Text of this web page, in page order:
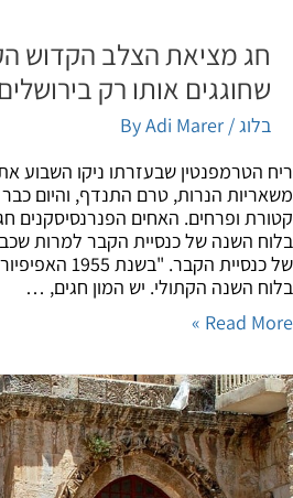
חג מציאת הצלב הקדוש
שחוגגים אותו רק בירושלים
בלוג/ By
Adi Marer
הטרמפנטין שבעזרתו ניקו השבוע את
הנרות, טרם התנדף, והיום כבר
ופרחים. האחים הפנרנסיסקנים
השנה של כנסיית הקבר למרות שכבר
של כנסיית הקבר.
השנה הקתולי. יש המון חגים, …
Read